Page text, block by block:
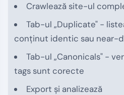
Crawlează site-ul
Tab-ul „Duplicate" -
conținut identic sau near-
Tab-ul „Canonicals" -
tags sunt corecte
Export și analizează